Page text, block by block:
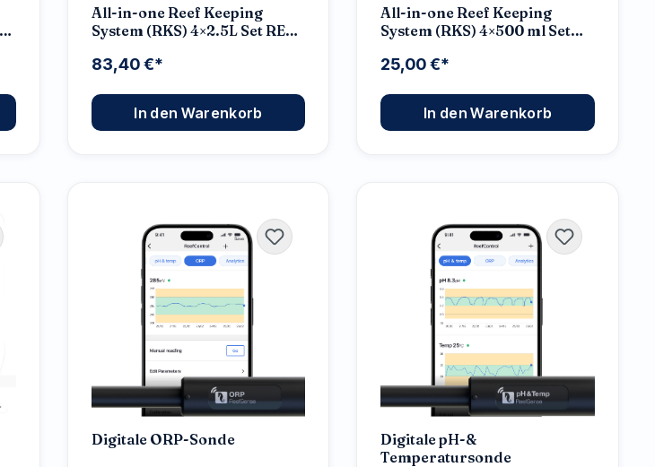
All-in-one Reef Keeping
System (RKS) 4×2.5L Set REEF
Concentrate
83,40 €*
In den Warenkorb
All-in-one Reef Keeping
System (RKS) 4×500 ml Set
Concentrate
25,00 €*
In den Warenkorb
Digitale ORP-Sonde
Digitale pH-&
Temperatursonde